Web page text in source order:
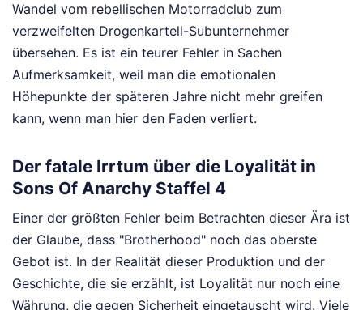
Wandel vom rebellischen Motorradclub zum
verzweifelten Drogenkartell-Subunternehmer
übersehen. Es ist ein teurer Fehler in Sachen
Aufmerksamkeit, weil man die emotionalen
Höhepunkte der späteren Jahre nicht mehr greifen
kann, wenn man hier den Faden verliert.
Der fatale Irrtum über die Loyalität in
Sons Of Anarchy Staffel 4
Einer der größten Fehler beim Betrachten dieser Ära ist
der Glaube, dass "Brotherhood" noch das oberste
Gebot ist. In der Realität dieser Produktion und der
Geschichte, die sie erzählt, ist Loyalität nur noch eine
Währung, die gegen Sicherheit eingetauscht wird. Viele